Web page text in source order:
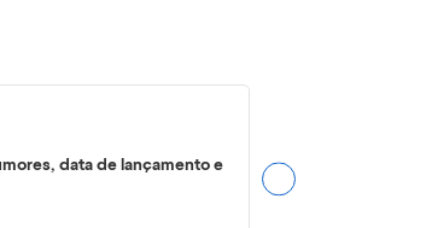
data de lançamento e